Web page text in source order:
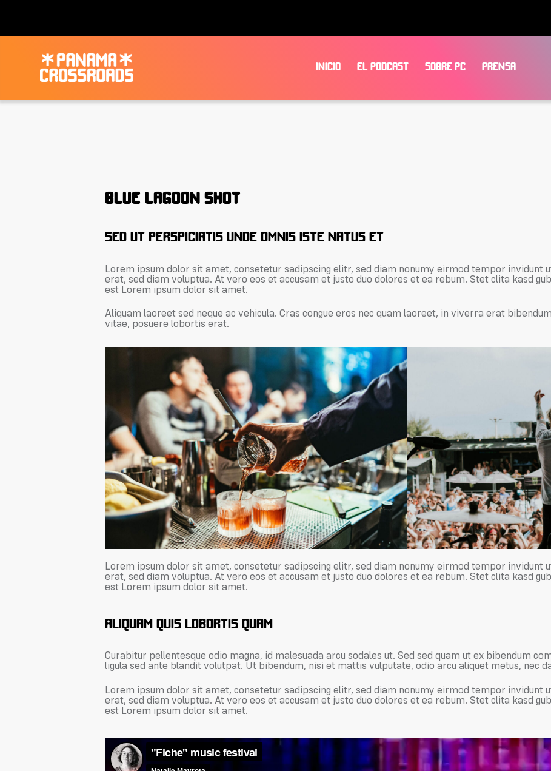
INICIO EL PODCAST SOBRE PC PRENSA
BLUE LAGOON SHOT
SED UT PERSPICIATIS UNDE OMNIS ISTE NATUS ET
Lorem ipsum dolor sit amet, consetetur sadipscing elitr, sed diam nonumy eirmod tempor invidunt
erat, sed diam voluptua. At vero eos et accusam et justo duo dolores et ea rebum. Stet clita kasd
est Lorem ipsum dolor sit amet.
Aliquam laoreet sed neque ac vehicula. Cras congue eros nec quam laoreet, in viverra erat
vitae, posuere lobortis erat.
Lorem ipsum dolor sit amet, consetetur sadipscing elitr, sed diam nonumy eirmod tempor invidunt
erat, sed diam voluptua. At vero eos et accusam et justo duo dolores et ea rebum. Stet clita kasd
est Lorem ipsum dolor sit amet.
ALIQUAM QUIS LOBORTIS QUAM
Curabitur pellentesque odio magna, id malesuada arcu sodales ut. Sed sed quam ut ex bibendum
ligula sed ante blandit volutpat. Ut bibendum, nisi et mattis vulputate, odio arcu aliquet metus, nec
Lorem ipsum dolor sit amet, consetetur sadipscing elitr, sed diam nonumy eirmod tempor invidunt
erat, sed diam voluptua. At vero eos et accusam et justo duo dolores et ea rebum. Stet clita kasd
est Lorem ipsum dolor sit amet.